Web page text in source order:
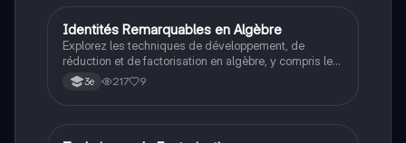
Maths
Identités Remarquables en Algèbre
Explorez les techniques de développement, de
réduction et de factorisation en algèbre, y compris les
identités remarquables comme la différence de carrés
et la distributivité. Ce document présente des
3e 217 9